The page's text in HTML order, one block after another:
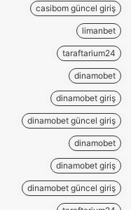
casibom güncel giriş
limanbet
taraftarium24
dinamobet
dinamobet giriş
dinamobet güncel giriş
dinamobet
dinamobet giriş
dinamobet güncel giriş